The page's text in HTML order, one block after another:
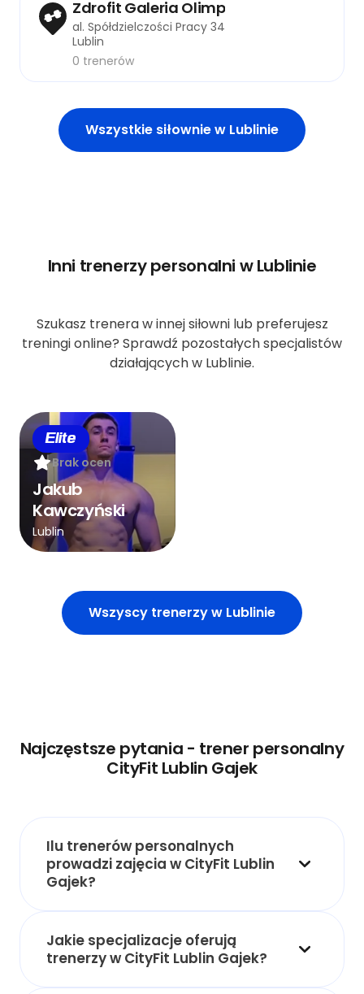
Zdrofit Galeria Olimp
al. Spółdzielczości Pracy 34
Lublin
0 trenerów
Wszystkie siłownie w Lublinie
Inni trenerzy personalni w Lublinie
Szukasz trenera w innej siłowni lub preferujesz
treningi online? Sprawdź pozostałych specjalistów
działających w Lublinie.
Elite
Brak ocen
Jakub
Kawczyński
Lublin
Wszyscy trenerzy w Lublinie
Najczęstsze pytania - trener personalny
CityFit Lublin Gajek
Ilu trenerów personalnych
prowadzi zajęcia w CityFit Lublin
Gajek?
Jakie specjalizacje oferują
trenerzy w CityFit Lublin Gajek?